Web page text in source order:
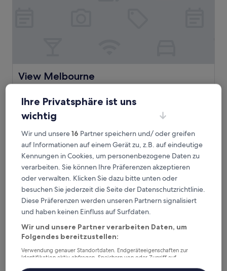
View Melbourne
View Melbourne
Sterne-
Unterkunft
Melbourne Central Business District, 3,2 km von Station
Toorak entfernt
8.8
von
Hervorragend,
(1.419
Bewertungen)
8,8/10 Hervorragend
Der
Preis
beträgt
79 €
79 €
inkl. Steuern & Gebühren
23. Aug.–24. Aug.
SoYa Apartment Hotel
Ihre Privatsphäre ist uns
wichtig
Wir und unsere16 Partner speichern und/ oder greifen
auf Informationen auf einem Gerät zu, z.B. auf eindeutige
Kennungen in Cookies, um personenbezogene Daten zu
verarbeiten. Sie können Ihre Präferenzen akzeptieren
oder verwalten. Klicken Sie dazu bitte unten oder
besuchen Sie jederzeit die Seite der Datenschutzrichtlinie.
Diese Präferenzen werden unseren Partnern signalisiert
und haben keinen Einfluss auf Surfdaten.
Wir und unsere Partner verarbeiten Daten, um
Folgendes bereitzustellen:
Verwendung genauer Standortdaten. Endgeräteeigenschaften zur
Identifikation aktiv abfragen. Speichern von oder Zugriff auf